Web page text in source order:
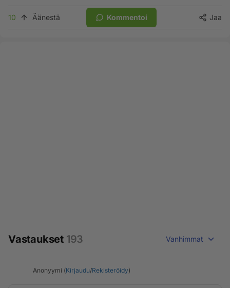
10 Äänestä Kommentoi Jaa
Vastaukset 193 Vanhimmat
Anonyymi (Kirjaudu/Rekisteröidy)